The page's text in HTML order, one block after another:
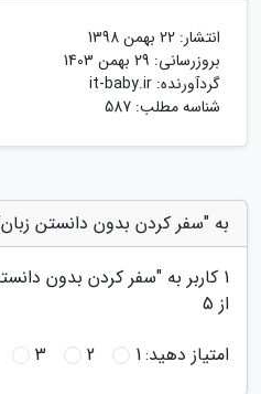
انتشار: 22 بهمن 1398
بروزرسانی: 29 بهمن 1403
گردآورنده: it-baby.ir
شناسه مطلب: 587
به "سفر کردن بدون دانستن
1 کاربر به "سفر کردن بدون
از 5
امتیاز دهید:1
2
3